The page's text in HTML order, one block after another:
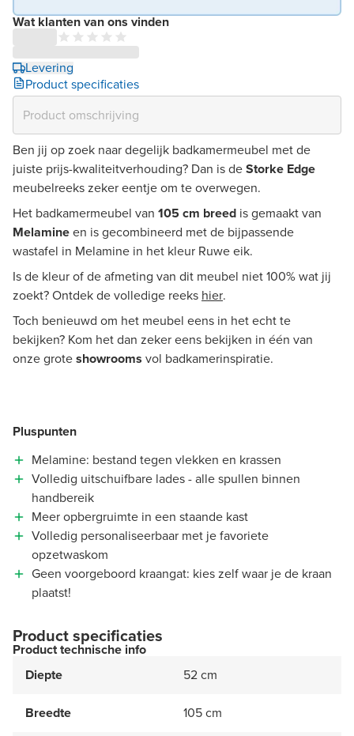
Wat klanten van ons vinden
Levering
Product specificaties
Ben jij op zoek naar degelijk badkamermeubel met de
juiste prijs-kwaliteitverhouding? Dan is deStorke Edge
meubelreeks zeker eentje om te overwegen.
Het badkamermeubel van 105 cm breed is gemaakt van
Melamineen is gecombineerd met de bijpassende
wastafel in Melamine in het kleur Ruwe eik.
Is de kleur of de afmeting van dit meubel niet 100% wat jij
zoekt? Ontdek de volledige reeks hier.
Toch benieuwd om het meubel eens in het echt te
bekijken? Kom het dan zeker eens bekijken in één van
onze groteshowrooms vol badkamerinspiratie.
Pluspunten
Melamine: bestand tegen vlekken en krassen
Volledig uitschuifbare lades - alle spullen binnen
handbereik
Meer opbergruimte in een staande kast
Volledig personaliseerbaar met je favoriete
opzetwaskom
Geen voorgeboord kraangat: kies zelf waar je de kraan
plaatst!
Product specificaties
Product technische info
Diepte
52 cm
Breedte 105 cm